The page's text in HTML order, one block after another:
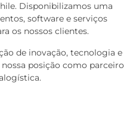
Disponibilizamos uma
software e serviços
os nossos clientes.
de inovação, tecnologia e
posição como parceiro